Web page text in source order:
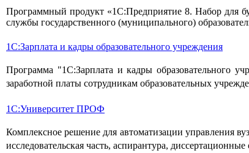
Программный продукт «1С:Предприятие 8. Набор для
службы государственного (муниципального)
1С:Зарплата и кадры образовательного учреждения
Программа "1С:Зарплата и кадры образовательного
заработной платы сотрудникам образовательных
1С:Университет ПРОФ
Комплексное решение для автоматизации управления
исследовательская часть, аспирантура,